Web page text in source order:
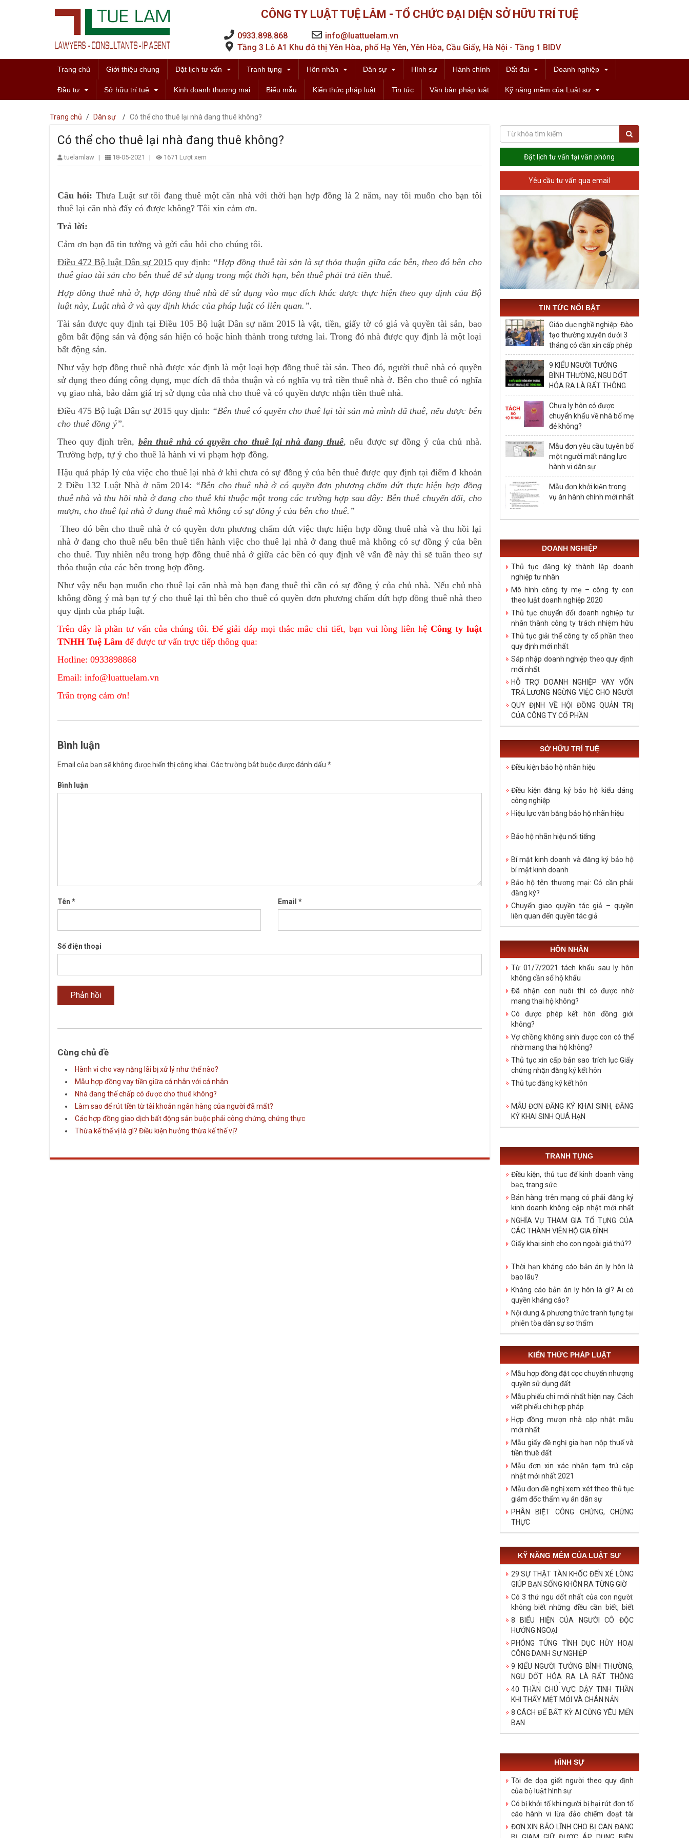
CÔNG TY LUẬT TUỆ LÂM - TỔ CHỨC ĐẠI DIỆN SỞ HỮU TRÍ TUỆ
0933.898.868
info@luattuelam.vn
Tầng 3 Lô A1 Khu đô thị Yên Hòa, phố Hạ Yên, Yên Hòa, Cầu Giấy, Hà Nội - Tầng 1 BIDV
Trang chủ Giới thiệu chung Đặt lịch tư vấn Tranh tụng Hôn nhân Dân sự Hình sự Hành chính Đất đai Doanh nghiệp
Đầu tư Sở hữu trí tuệ Kinh doanh thương mại Biểu mẫu Kiến thức pháp luật Tin tức Văn bản pháp luật Kỹ năng mềm của Luật sư
Trang chủ / Dân sự / Có thể cho thuê lại nhà đang thuê không?
Có thể cho thuê lại nhà đang thuê không?
tuelamlaw | 18-05-2021 | 1671 Lượt xem
Câu hỏi: Thưa Luật sư tôi đang thuê một căn nhà với thời hạn hợp đồng là 2 năm, nay tôi muốn cho bạn tôi
thuê lại căn nhà đấy có được không? Tôi xin cảm ơn.
Trả lời:
Cảm ơn bạn đã tin tưởng và gửi câu hỏi cho chúng tôi.
Điều 472 Bộ luật Dân sự 2015quy định: “Hợp đồng thuê tài sản là sự thỏa thuận giữa các bên, theo đó bên cho
thuê giao tài sản cho bên thuê để sử dụng trong một thời hạn, bên thuê phải trả tiền thuê.
Hợp đồng thuê nhà ở, hợp đồng thuê nhà để sử dụng vào mục đích khác được thực hiện theo quy định của Bộ
luật này, Luật nhà ở và quy định khác của pháp luật có liên quan. ”.
Tài sản được quy định tại Điều 105 Bộ luật Dân sự năm 2015 là vật, tiền, giấy tờ có giá và quyền tài sản, bao
gồm bất động sản và động sản hiện có hoặc hình thành trong tương lai. Trong đó nhà được quy định là một loại
bất động sản.
Như vậy hợp đồng thuê nhà được xác định là một loại hợp đồng thuê tài sản. Theo đó, người thuê nhà có quyền
sử dụng theo đúng công dụng, mục đích đã thỏa thuận và có nghĩa vụ trả tiền thuê nhà ở. Bên cho thuê có nghĩa
vụ giao nhà, bảo đảm giá trị sử dụng của nhà cho thuê và có quyền được nhận tiền thuê nhà.
Điều 475 Bộ luật Dân sự 2015 quy định: “Bên thuê có quyền cho thuê lại tài sản mà mình đã thuê, nếu được bên
cho thuê đồng ý”.
Theo quy định trên, bên thuê nhà có quyền cho thuê lại nhà đang thuê, nếu được sự đồng ý của chủ nhà.
Trường hợp, tự ý cho thuê là hành vi vi phạm hợp đồng.
Hậu quả pháp lý của việc cho thuê lại nhà ở khi chưa có sự đồng ý của bên thuê được quy định tại điểm đ khoản
2 Điều 132 Luật Nhà ở năm 2014: “Bên cho thuê nhà ở có quyền đơn phương chấm dứt thực hiện hợp đồng
thuê nhà và thu hồi nhà ở đang cho thuê khi thuộc một trong các trường hợp sau đây: Bên thuê chuyển đổi, cho
mượn, cho thuê lại nhà ở đang thuê mà không có sự đồng ý của bên cho thuê.”
Theo đó bên cho thuê nhà ở có quyền đơn phương chấm dứt việc thực hiện hợp đồng thuê nhà và thu hồi lại
nhà ở đang cho thuê nếu bên thuê tiến hành việc cho thuê lại nhà ở đang thuê mà không có sự đồng ý của bên
cho thuê. Tuy nhiên nếu trong hợp đồng thuê nhà ở giữa các bên có quy định về vấn đề này thì sẽ tuân theo sự
thỏa thuận của các bên trong hợp đồng.
Như vậy nếu bạn muốn cho thuê lại căn nhà mà bạn đang thuê thì cần có sự đồng ý của chủ nhà. Nếu chủ nhà
không đồng ý mà bạn tự ý cho thuê lại thì bên cho thuê có quyền đơn phương chấm dứt hợp đồng thuê nhà theo
quy định của pháp luật.
Trên đây là phần tư vấn của chúng tôi. Để giải đáp mọi thắc mắc chi tiết, bạn vui lòng liên hệ Công ty luật
TNHH Tuệ Lâm để được tư vấn trực tiếp thông qua:
Hotline: 0933898868
Email: info@luattuelam.vn
Trân trọng cảm ơn!
Bình luận
Email của bạn sẽ không được hiển thị công khai. Các trường bắt buộc được đánh dấu *
Bình luận
Tên * Email*
Số điện thoại
Cùng chủ đề
Hành vi cho vay nặng lãi bị xử lý như thế nào?
Mẫu hợp đồng vay tiền giữa cá nhân với cá nhân
Nhà đang thế chấp có được cho thuê không?
Làm sao để rút tiền từ tài khoản ngân hàng của người đã mất?
Các hợp đồng giao dịch bất động sản buộc phải công chứng, chứng thực
Thừa kế thế vị là gì? Điều kiện hưởng thừa kế thế vị?
Đặt lịch tư vấn tại văn phòng
Yêu cầu tư vấn qua email
TIN TỨC NỔI BẬT
Giáo dục nghề nghiệp: Đào
tạo thường xuyên dưới 3
tháng có cần xin cấp phép
hay không?
9 KIỂU NGƯỜI TƯỞNG
BÌNH THƯỜNG, NGU DỐT
HÓA RA LÀ RẤT THÔNG
MINH, ĐÁNG ĐỂ HỌC TẬP
Chưa ly hôn có được
chuyển khẩu về nhà bố mẹ
đẻ không?
Mẫu đơn yêu cầu tuyên bố
một người mất năng lực
hành vi dân sự
Mẫu đơn khởi kiện trong
vụ án hành chính mới nhất
DOANH NGHIỆP
Thủ tục đăng ký thành lập doanh
nghiệp tư nhân
Mô hình công ty mẹ – công ty con
theo luật doanh nghiệp 2020
Thủ tục chuyển đổi doanh nghiệp tư
nhân thành công ty trách nhiệm hữu
hạn
Thủ tục giải thể công ty cổ phần theo
quy định mới nhất
Sáp nhập doanh nghiệp theo quy định
mới nhất
HỖ TRỢ DOANH NGHIỆP VAY VỐN
TRẢ LƯƠNG NGỪNG VIỆC CHO NGƯỜI
LAO ĐỘNG TRONG DỊCH COVID – 19
QUY ĐỊNH VỀ HỘI ĐỒNG QUẢN TRỊ
CỦA CÔNG TY CỔ PHẦN
SỞ HỮU TRÍ TUỆ
Điều kiện bảo hộ nhãn hiệu
Điều kiện đăng ký bảo hộ kiểu dáng
công nghiệp
Hiệu lực văn bằng bảo hộ nhãn hiệu
Bảo hộ nhãn hiệu nổi tiếng
Bí mật kinh doanh và đăng ký bảo hộ
bí mật kinh doanh
Bảo hộ tên thương mại: Có cần phải
đăng ký?
Chuyển giao quyền tác giả – quyền
liên quan đến quyền tác giả
HÔN NHÂN
Từ 01/7/2021 tách khẩu sau ly hôn
không cần sổ hộ khẩu
Đã nhận con nuôi thì có được nhờ
mang thai hộ không?
Có được phép kết hôn đồng giới
không?
Vợ chồng không sinh được con có thể
nhờ mang thai hộ không?
Thủ tục xin cấp bản sao trích lục Giấy
chứng nhận đăng ký kết hôn
Thủ tục đăng ký kết hôn
MẪU ĐƠN ĐĂNG KÝ KHAI SINH, ĐĂNG
KÝ KHAI SINH QUÁ HẠN
TRANH TỤNG
Điều kiện, thủ tục để kinh doanh vàng
bạc, trang sức
Bán hàng trên mạng có phải đăng ký
kinh doanh không cập nhật mới nhất
năm 2021
NGHĨA VỤ THAM GIA TỐ TỤNG CỦA
CÁC THÀNH VIÊN HỘ GIA ĐÌNH
Giấy khai sinh cho con ngoài giá thú??
Thời hạn kháng cáo bản án ly hôn là
bao lâu?
Kháng cáo bản án ly hôn là gì? Ai có
quyền kháng cáo?
Nội dung & phương thức tranh tụng tại
phiên tòa dân sự sơ thẩm
KIẾN THỨC PHÁP LUẬT
Mẫu hợp đồng đặt cọc chuyển nhượng
quyền sử dụng đất
Mẫu phiếu chi mới nhất hiện nay. Cách
viết phiếu chi hợp pháp.
Hợp đồng mượn nhà cập nhật mẫu
mới nhất
Mẫu giấy đề nghị gia hạn nộp thuế và
tiền thuê đất
Mẫu đơn xin xác nhận tạm trú cập
nhật mới nhất 2021
Mẫu đơn đề nghị xem xét theo thủ tục
giám đốc thẩm vụ án dân sự
PHÂN BIỆT CÔNG CHỨNG, CHỨNG
THỰC
KỸ NĂNG MỀM CỦA LUẬT SƯ
29 SỰ THẬT TÀN KHỐC ĐẾN XÉ LÒNG
GIÚP BẠN SỐNG KHÔN RA TỪNG GIỜ
Có 3 thứ ngu dốt nhất của con người:
không biết những điều cần biết, biết
bậy những điều đã biết, biết những
điều không cần biết!
8 BIỂU HIỆN CỦA NGƯỜI CÔ ĐỘC
HƯỚNG NGOẠI
PHÓNG TÚNG TÌNH DỤC HỦY HOẠI
CÔNG DANH SỰ NGHIỆP
9 KIỂU NGƯỜI TƯỞNG BÌNH THƯỜNG,
NGU DỐT HÓA RA LÀ RẤT THÔNG
MINH, ĐÁNG ĐỂ HỌC TẬP
40 THẦN CHÚ VỰC DẬY TINH THẦN
KHI THẤY MỆT MỎI VÀ CHÁN NẢN
8 CÁCH ĐỂ BẤT KỲ AI CŨNG YÊU MẾN
BẠN
HÌNH SỰ
Tội đe dọa giết người theo quy định
của bộ luật hình sự
Có bị khởi tố khi người bị hại rút đơn tố
cáo hành vi lừa đảo chiếm đoạt tài
sản?
ĐƠN XIN BẢO LĨNH CHO BỊ CAN ĐANG